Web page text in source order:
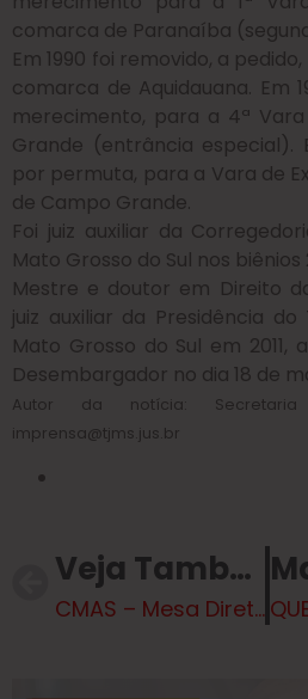
comarca de Paranaíba
Em 1990 foi removido, a
comarca de Aquidauana. Em
merecimento, para a 4ª
Grande (entrância especial).
por permuta, para a Vara de
de Campo Grande.
Foi juiz auxiliar da
Mato Grosso do Sul nos biênios
Mestre e doutor em Direito
juiz auxiliar da Presidência
Mato Grosso do Sul em
Desembargador no dia 18 de
Autor da notícia:
imprensa@tjms.jus.br
Veja Também
CMAS – Mesa Diretora e novos representantes tomam posse em cerimônia oficial